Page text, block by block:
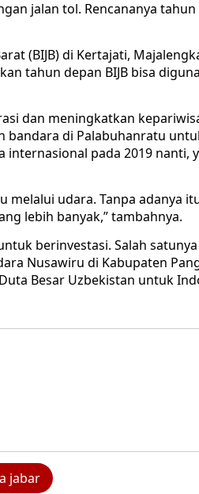
jalan tol. Rencananya
(BIJB) di Kertajati,
tahun depan BIJB bisa
dan meningkatkan
bandara di Palabuhanratu
internasional pada 2019 nanti,
melalui udara. Tanpa adanya
lebih banyak,” tambahnya.
berinvestasi. Salah
Nusawiru di Kabupaten
Besar Uzbekistan untuk
jabar